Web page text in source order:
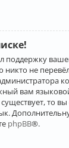
поддержку
не
вам
то
phpBB®.